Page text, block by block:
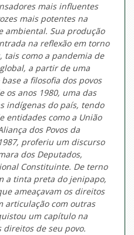
mais influentes
mais potentes na
ambiental. Sua produção
na reflexão em torno
tais como a pandemia de
a partir de uma
a filosofia dos povos
os anos 1980, uma das
indígenas do país, tendo
entidades como a União
dos Povos da
proferiu um discurso
dos Deputados,
Constituinte. De terno
a tinta preta do jenipapo,
ameaçavam os direitos
articulação com outras
um capítulo na
direitos de seu povo.